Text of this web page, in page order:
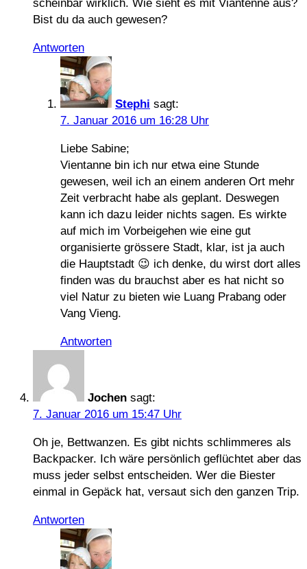
scheinbar wirklich. Wie sieht es mit Viantenne aus?
Bist du da auch gewesen?
Antworten
Stephi sagt:
7. Januar 2016 um 16:28 Uhr
Liebe Sabine;
Vientanne bin ich nur etwa eine Stunde
gewesen, weil ich an einem anderen Ort mehr
Zeit verbracht habe als geplant. Deswegen
kann ich dazu leider nichts sagen. Es wirkte
auf mich im Vorbeigehen wie eine gut
organisierte grössere Stadt, klar, ist ja auch
die Hauptstadt 😉 ich denke, du wirst dort alles
finden was du brauchst aber es hat nicht so
viel Natur zu bieten wie Luang Prabang oder
Vang Vieng.
Antworten
Jochen sagt:
7. Januar 2016 um 15:47 Uhr
Oh je, Bettwanzen. Es gibt nichts schlimmeres als
Backpacker. Ich wäre persönlich geflüchtet aber das
muss jeder selbst entscheiden. Wer die Biester
einmal in Gepäck hat, versaut sich den ganzen Trip.
Antworten